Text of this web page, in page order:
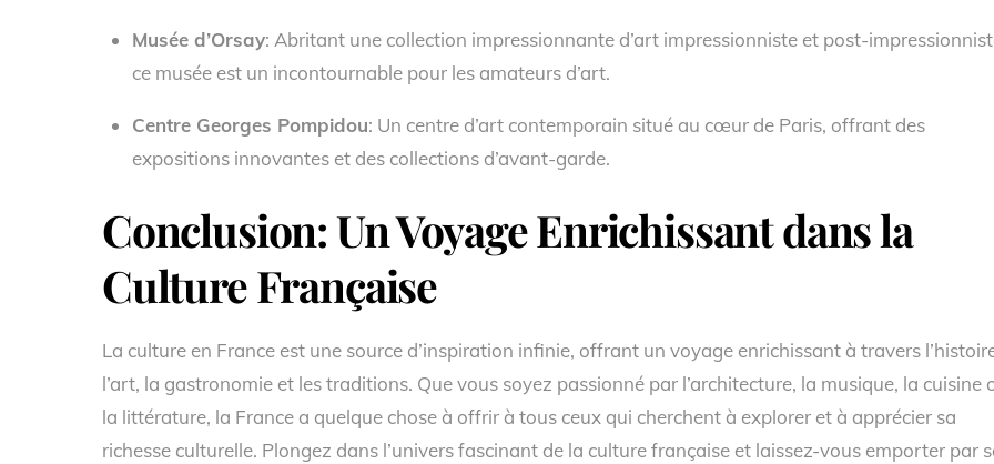
Musée d’Orsay: Abritant une collection impressionnante d’art impressionniste et post-
ce musée est un incontournable pour les amateurs d’art.
Centre Georges Pompidou: Un centre d’art contemporain situé au cœur de Paris, offrant des
expositions innovantes et des collections d’avant-garde.
Conclusion: Un Voyage Enrichissant dans la
Culture Française
La culture en France est une source d’inspiration infinie, offrant un voyage enrichissant à travers
l’art, la gastronomie et les traditions. Que vous soyez passionné par l’architecture, la musique, la cuisine
la littérature, la France a quelque chose à offrir à tous ceux qui cherchent à explorer et à apprécier sa
richesse culturelle. Plongez dans l’univers fascinant de la culture française et laissez-vous emporter par